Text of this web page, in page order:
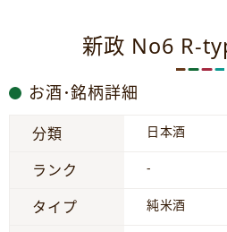
新政 No6 R-
お酒･銘柄詳細
分類 日本酒
ランク -
タイプ 純米酒